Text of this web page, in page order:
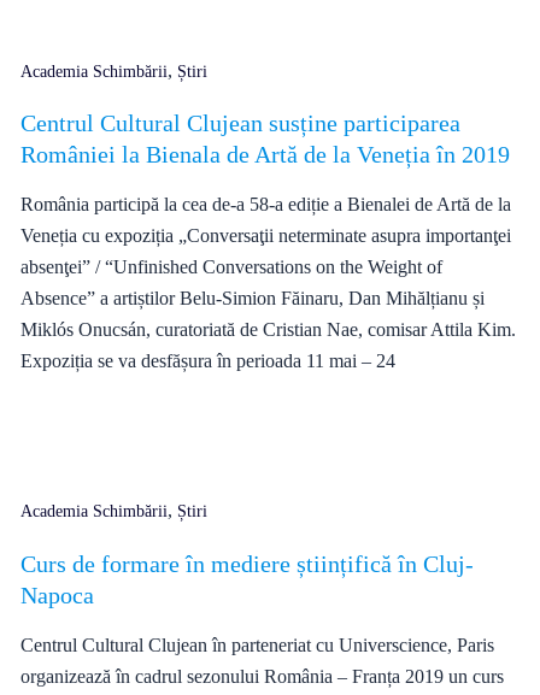
Academia Schimbării, Știri
Centrul Cultural Clujean susține participarea
României la Bienala de Artă de la Veneția în 2019
România participă la cea de-a 58-a ediție a Bienalei de Artă de la
Veneția cu expoziția „Conversaţii neterminate asupra importanţei
absenţei” / “Unfinished Conversations on the Weight of
Absence” a artiștilor Belu-Simion Făinaru, Dan Mihălțianu și
Miklós Onucsán, curatoriată de Cristian Nae, comisar Attila Kim.
Expoziția se va desfășura în perioada 11 mai – 24
Academia Schimbării, Știri
Curs de formare în mediere științifică în Cluj-
Napoca
Centrul Cultural Clujean în parteneriat cu Universcience, Paris
organizează în cadrul sezonului România – Franța 2019 un curs